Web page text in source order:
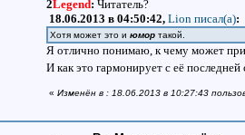
2Legend: Читатель?
18.06.2013 в 04:50:42, Lion писал(a):
Хотя может это и юмортакой.
Я отлично понимаю, к чему может
И как это гармонирует с её последней
« Изменён в : 18.06.2013 в 10:27:43